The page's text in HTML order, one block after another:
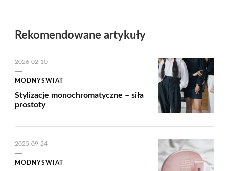
Rekomendowane artykuły
2026-02-10
MODNYSWIAT
Stylizacje monochromatyczne – siła
prostoty
2025-09-24
MODNYSWIAT